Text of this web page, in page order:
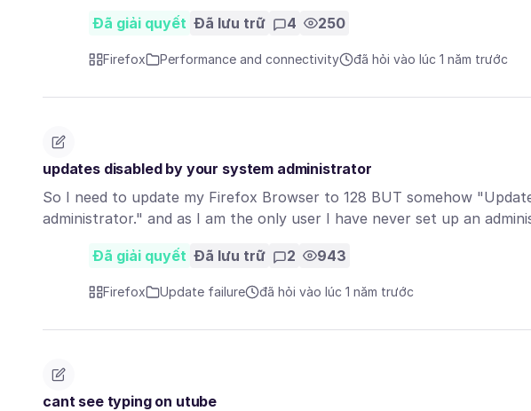
Đã giải quyết Đã lưu trữ 4 250
Firefox Performance and connectivity đã hỏi vào lúc 1 năm trước
updates disabled by your system administrator
So I need to update my Firefox Browser to 128 BUT somehow
administrator." and as I am the only user I have never set up an
Đã giải quyết Đã lưu trữ 2 943
Firefox Update failure đã hỏi vào lúc 1 năm trước
cant see typing on utube